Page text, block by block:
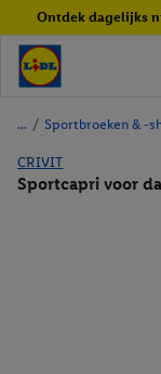
Ontdek dagelijks
/ Sportbroeken & -
CRIVIT
Sportcapri voor